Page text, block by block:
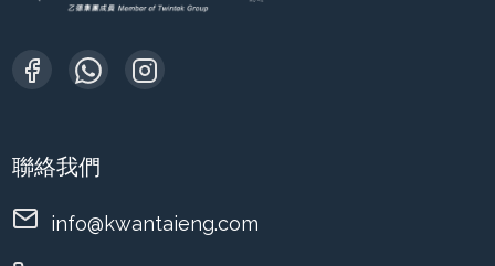
聯絡我們
info@kwantaieng.com